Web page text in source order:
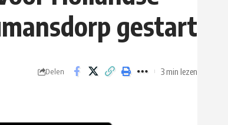
gestart
Delen 3 min lezen